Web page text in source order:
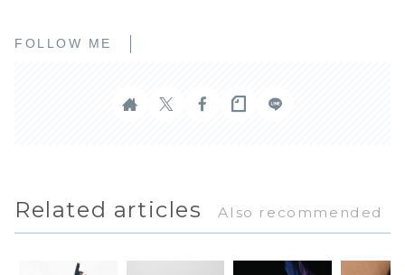
FOLLOW ME
Related articles Also recommended